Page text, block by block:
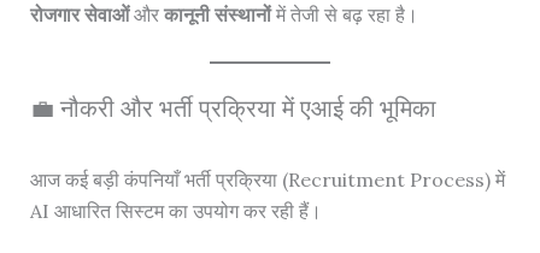
रोजगार सेवाओंऔर कानूनी संस्थानोंमें तेजी से बढ़ रहा है।
💼 नौकरी और भर्ती प्रक्रिया में एआई की भूमिका
आज कई बड़ी कंपनियाँ भर्ती प्रक्रिया (Recruitment Process) में
AI आधारित सिस्टम का उपयोग कर रही हैं।